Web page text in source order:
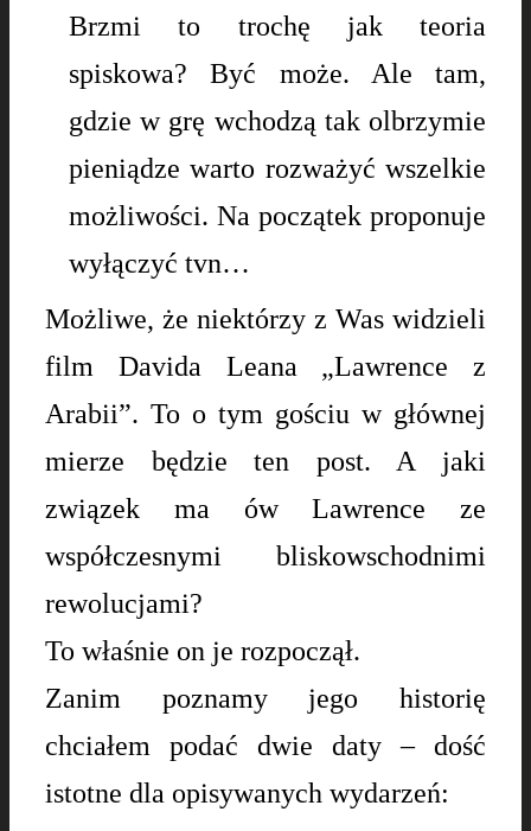
Brzmi to trochę jak teoria
spiskowa? Być może. Ale tam,
gdzie w grę wchodzą tak olbrzymie
pieniądze warto rozważyć wszelkie
możliwości. Na początek proponuje
wyłączyć tvn…
Możliwe, że niektórzy z Was widzieli
film Davida Leana „Lawrence z
Arabii”. To o tym gościu w głównej
mierze będzie ten post. A jaki
związek ma ów Lawrence ze
współczesnymi bliskowschodnimi
rewolucjami?
To właśnie on je rozpoczął.
Zanim poznamy jego historię
chciałem podać dwie daty – dość
istotne dla opisywanych wydarzeń: